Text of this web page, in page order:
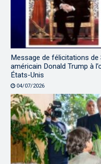
Message de félicitations de
américain Donald Trump à
États-Unis
04/07/2026